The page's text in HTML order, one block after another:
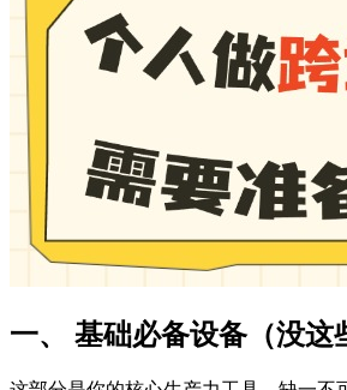
一、 基础必备设备（没这